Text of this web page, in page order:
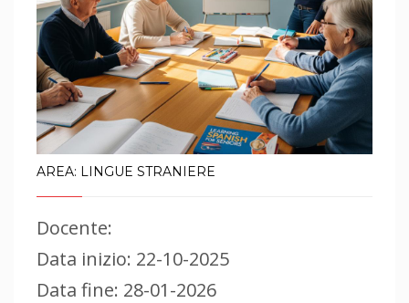
AREA: LINGUE STRANIERE
Docente:
Data inizio: 22-10-2025
Data fine: 28-01-2026